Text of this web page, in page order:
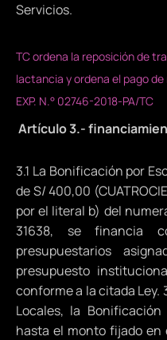
Servicios.
TC ordena la reposición de
lactancia y ordena el pago
EXP. N.° 02746-2018-PA/TC
Artículo 3.-
3.1 La Bonificación por
de S/ 400,00
por el literal b) del
31638, se financia
presupuestarios
presupuesto
conforme a la citada Ley.
Locales, la
hasta el monto fijado en